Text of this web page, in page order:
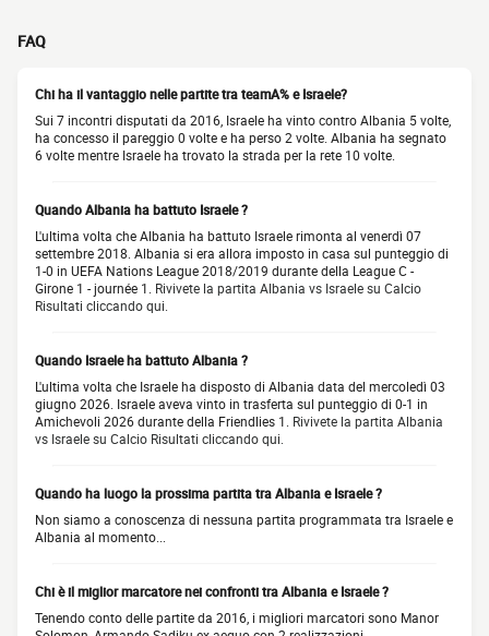
FAQ
Chi ha il vantaggio nelle partite tra teamA% e Israele?
Sui 7 incontri disputati da 2016, Israele ha vinto contro Albania 5 volte,
ha concesso il pareggio 0 volte e ha perso 2 volte. Albania ha segnato
6 volte mentre Israele ha trovato la strada per la rete 10 volte.
Quando Albania ha battuto Israele ?
L'ultima volta che Albania ha battuto Israele rimonta al venerdì 07
settembre 2018. Albania si era allora imposto in casa sul punteggio di
1-0 in UEFA Nations League 2018/2019 durante della League C -
Girone 1 - journée 1. Rivivete la partita Albania vs Israele su Calcio
Risultati cliccando qui.
Quando Israele ha battuto Albania ?
L'ultima volta che Israele ha disposto di Albania data del mercoledì 03
giugno 2026. Israele aveva vinto in trasferta sul punteggio di 0-1 in
Amichevoli 2026 durante della Friendlies 1. Rivivete la partita Albania
vs Israele su Calcio Risultati cliccando qui.
Quando ha luogo la prossima partita tra Albania e Israele ?
Non siamo a conoscenza di nessuna partita programmata tra Israele e
Albania al momento...
Chi è il miglior marcatore nei confronti tra Albania e Israele ?
Tenendo conto delle partite da 2016, i migliori marcatori sono Manor